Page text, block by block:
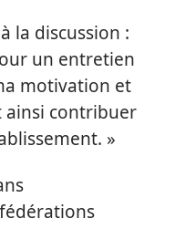
la discussion :
un entretien
motivation et
ainsi contribuer
»